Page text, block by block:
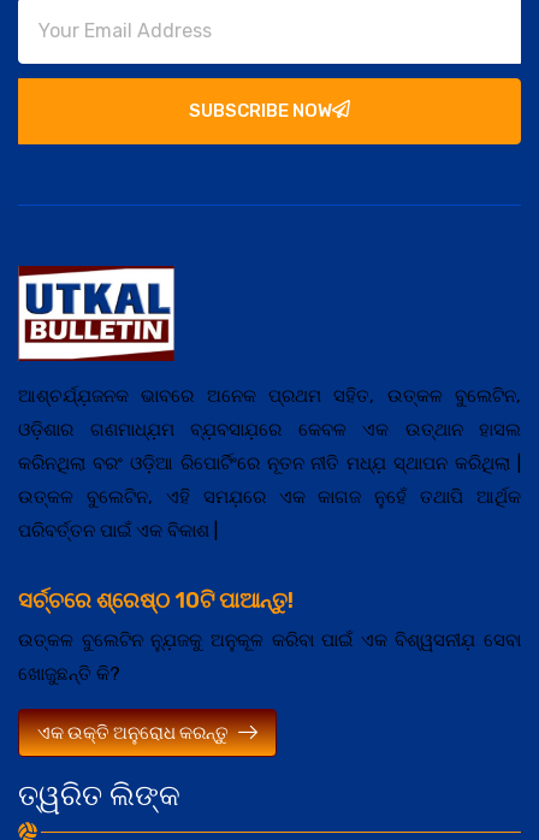
SUBSCRIBE NOW
ତ୍ୱରିତ ଲିଙ୍କ
ଆଶ୍ଚର୍ଯ୍ଯ଼ଜନକ ଭାବରେ ଅନେକ ପ୍ରଥମ ସହିତ, ଉତ୍କଳ ବୁଲେଟିନ,
ଓଡ଼ିଶାର ଗଣମାଧ୍ଯ଼ମ ବ୍ଯ଼ବସାଯ଼ରେ କେବଳ ଏକ ଉତ୍ଥାନ ହାସଲ
କରିନଥିଲା ବରଂ ଓଡ଼ିଆ ରିପୋର୍ଟିଂରେ ନୂତନ ନୀତି ମଧ୍ଯ଼ ସ୍ଥାପନ କରିଥିଲା |
ଉତ୍କଳ ବୁଲେଟିନ, ଏହି ସମଯ଼ରେ ଏକ କାଗଜ ନୁହେଁ ତଥାପି ଆର୍ଥିକ
ପରିବର୍ତ୍ତନ ପାଇଁ ଏକ ବିକାଶ |
ସର୍ଚ୍ଚରେ ଶ୍ରେଷ୍ଠ 10ଟି ପାଆନ୍ତୁ!
ଉତ୍କଳ ବୁଲେଟିନ ନ୍ଯ଼ୁଜକୁ ଅନୁକୂଳ କରିବା ପାଇଁ ଏକ ବିଶ୍ୱସନୀଯ଼ ସେବା
ଖୋଜୁଛନ୍ତି କି?
ଏକ ଉକ୍ତି ଅନୁରୋଧ କରନ୍ତୁ